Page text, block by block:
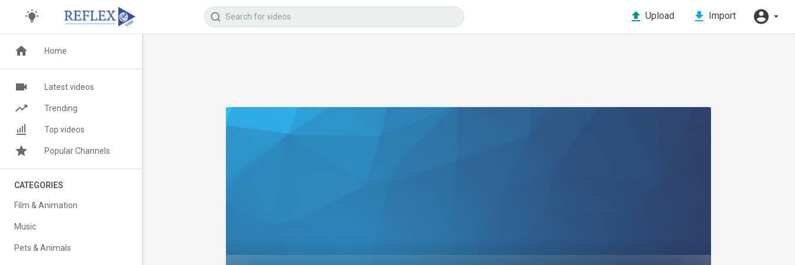
Upload Import
Home
Latest videos
Trending
Top videos
Popular Channels
CATEGORIES
Film & Animation
Music
Pets & Animals